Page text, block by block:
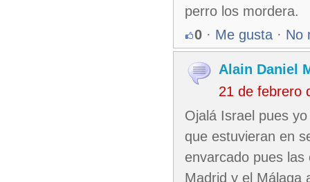
perro los mordera.
0 · Me gusta · No
Alain Daniel
21 de febrero
Ojalá Israel pues
que estuvieran en
envarcado pues
Madrid y el Málaga